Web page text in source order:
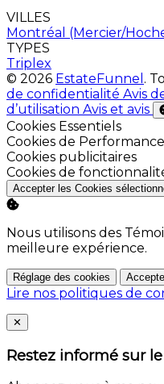
VILLES
Montréal (Mercier/
TYPES
Triplex
© 2026 EstateFunnel .
de confidentialité Avis
d’utilisation Avis et avis
Activer
Cookies Essentiels
Activer
Cookies de
Activer
Cookies publicitaires
Activer
Cookies de
Accepter les Cookies
Nous utilisons des
meilleure expérience.
Réglage des cookies
Lire nos politiques de
Close
✕
Restez informé sur